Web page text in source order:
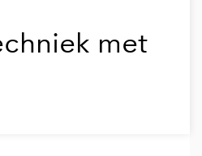
met